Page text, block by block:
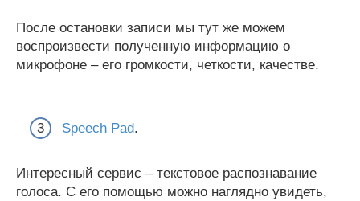
После остановки записи мы тут же можем
воспроизвести полученную информацию о
микрофоне – его громкости, четкости, качестве.
Speech Pad.
Интересный сервис – текстовое распознавание
голоса. С его помощью можно наглядно увидеть,